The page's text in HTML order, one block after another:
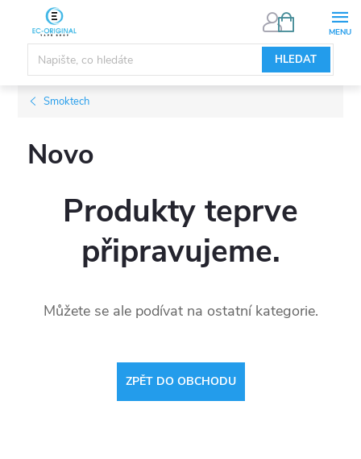
obsah
HLEDAT
NÁKUPNÍ
Smoktech
Novo
Produkty teprve
připravujeme.
Můžete se ale podívat na ostatní kategorie.
ZPĚT DO OBCHODU